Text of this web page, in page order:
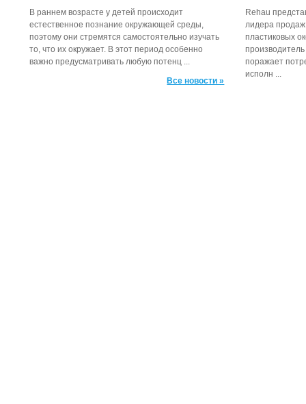
В раннем возрасте у детей происходит
естественное познание окружающей среды,
поэтому они стремятся самостоятельно изучать
то, что их окружает. В этот период особенно
важно предусматривать любую потенц ...
Все новости »
Rehau
лидера
пластиковых
поражает
исполн ...